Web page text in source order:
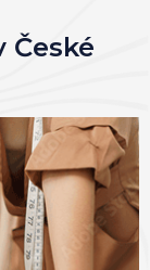
České